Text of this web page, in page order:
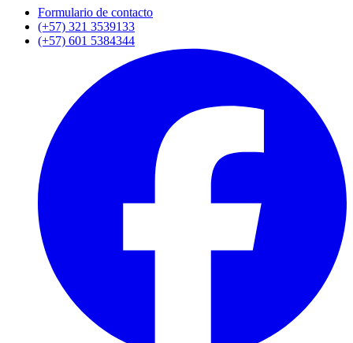
Formulario de contacto
(+57) 321 3539133
(+57) 601 5384344